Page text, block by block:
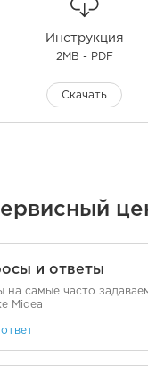
Инструкция
2MB - PDF
Скачать
и ответы
на самые часто
Midea